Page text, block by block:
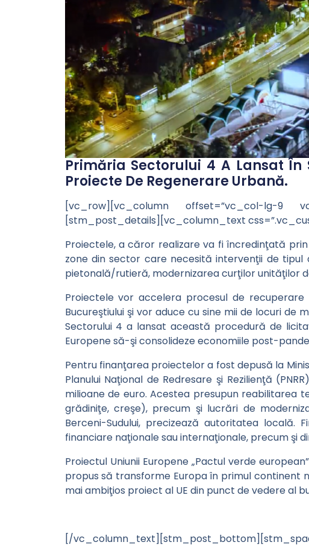
Primăria Sectorului 4 A Lansat În
Proiecte De Regenerare Urbană.
[vc_row][vc_column offset=”vc_col-lg-9
[stm_post_details][vc_column_text
Proiectele, a căror realizare va fi încredinţată
zone din sector care necesită intervenţii de
pietonală/rutieră, modernizarea curţilor unităţilor
Proiectele vor accelera procesul de
Bucureştiului şi vor aduce cu sine mii de locuri
Sectorului 4 a lansat această procedură de
Europene să-şi consolideze economiile post-
Pentru finanţarea proiectelor a fost depusă la
Planului Naţional de Redresare şi Rezilienţă
milioane de euro. Acestea presupun reabilitarea
grădiniţe, creşe), precum şi lucrări de
Berceni-Sudului, precizează autoritatea
financiare naţionale sau internaţionale, precum şi
Proiectul Uniunii Europene „Pactul verde
propus să transforme Europa în primul continent
mai ambiţios proiect al UE din punct de vedere al
[/